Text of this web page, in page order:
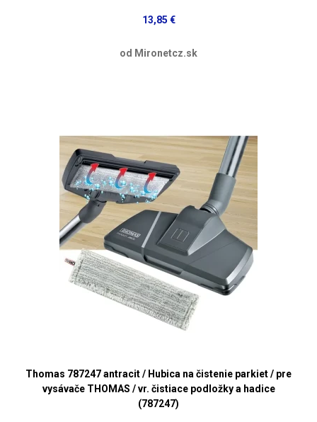
13,85 €
od Mironetcz.sk
Thomas 787247 antracit / Hubica na čistenie parkiet / pre
vysávače THOMAS / vr. čistiace podložky a hadice
(787247)